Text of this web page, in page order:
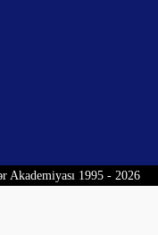
1995 - 2026